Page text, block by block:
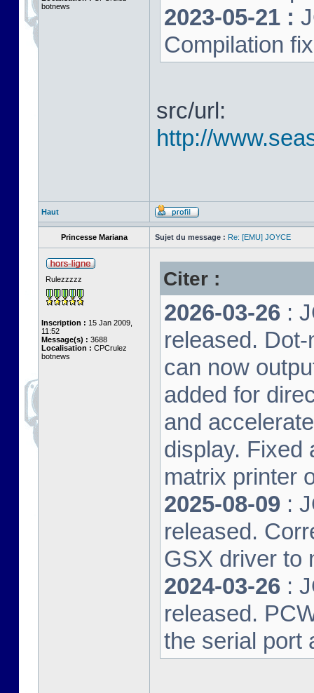
botnews
2023-05-21 :
Compilation
src/url:
http://
Haut
Princesse Mariana Sujet du message : Re: [EMU] JOYCE
Rulezzzzz
Inscription : 15 Jan 2009,
11:52
Message(s) : 3688
Localisation : CPCrulez
botnews
Citer :
2026-03-26 :
released.
can now
added for
and
display. Fixed
matrix printer
2025-08-09 :
released.
GSX driver to
2024-03-26 :
released.
the serial port